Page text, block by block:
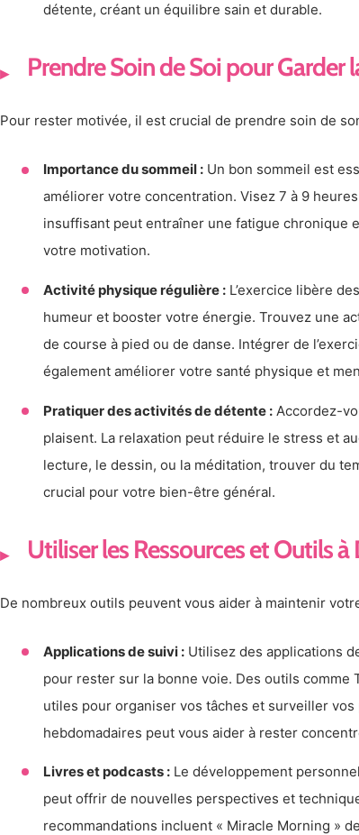
détente, créant un équilibre sain et durable.
Prendre Soin de Soi pour
Pour rester motivée, il est crucial de prendre soin de
Importance du sommeil : Un bon sommeil est
améliorer votre concentration. Visez 7 à 9
insuffisant peut entraîner une fatigue chronique
votre motivation.
Activité physique régulière : L’exercice libère
humeur et booster votre énergie. Trouvez une
de course à pied ou de danse. Intégrer de
également améliorer votre santé physique et
Pratiquer des activités de détente : Accordez-
plaisent. La relaxation peut réduire le stress et
lecture, le dessin, ou la méditation, trouver du
crucial pour votre bien-être général.
Utiliser les Ressources et Outils
De nombreux outils peuvent vous aider à maintenir
Applications de suivi : Utilisez des applications
pour rester sur la bonne voie. Des outils
utiles pour organiser vos tâches et surveiller
hebdomadaires peut vous aider à rester
Livres et podcasts : Le développement
peut offrir de nouvelles perspectives et
recommandations incluent « Miracle Morning »